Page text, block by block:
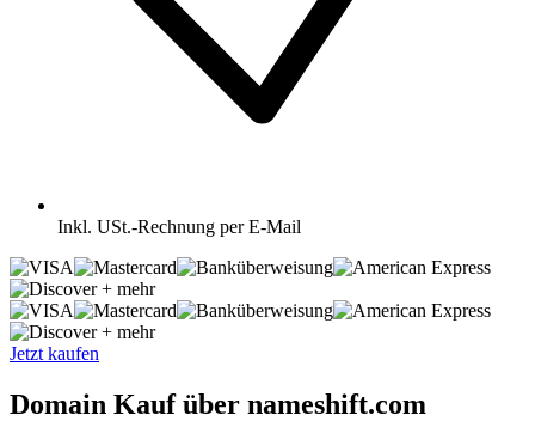
Inkl. USt.-Rechnung per E-Mail
+ mehr
+ mehr
Jetzt kaufen
Domain Kauf über nameshift.com